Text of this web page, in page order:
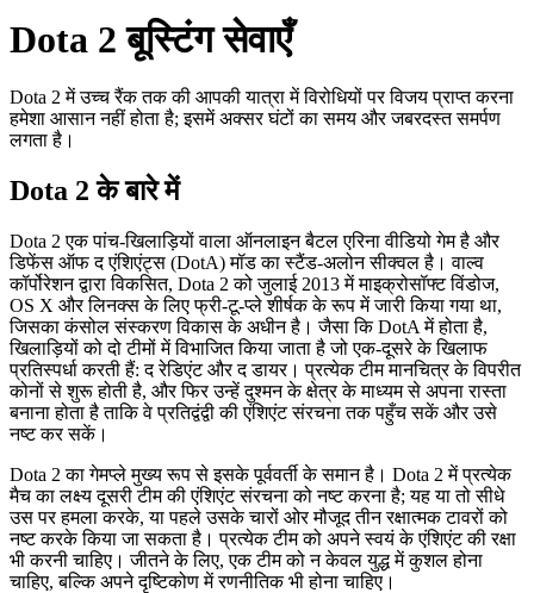
Dota 2 बूस्टिंग सेवाएँ
Dota 2 में उच्च रैंक तक की आपकी यात्रा में विरोधियों पर विजय प्राप्त करना
हमेशा आसान नहीं होता है; इसमें अक्सर घंटों का समय और जबरदस्त समर्पण
लगता है।
Dota 2 के बारे में
Dota 2 एक पांच-खिलाड़ियों वाला ऑनलाइन बैटल एरिना वीडियो गेम है और
डिफेंस ऑफ द एंशिएंट्स (DotA) मॉड का स्टैंड-अलोन सीक्वल है। वाल्व
कॉर्पोरेशन द्वारा विकसित, Dota 2 को जुलाई 2013 में माइक्रोसॉफ्ट विंडोज,
OS X और लिनक्स के लिए फ्री-टू-प्ले शीर्षक के रूप में जारी किया गया था,
जिसका कंसोल संस्करण विकास के अधीन है। जैसा कि DotA में होता है,
खिलाड़ियों को दो टीमों में विभाजित किया जाता है जो एक-दूसरे के खिलाफ
प्रतिस्पर्धा करती हैं: द रेडिएंट और द डायर। प्रत्येक टीम मानचित्र के विपरीत
कोनों से शुरू होती है, और फिर उन्हें दुश्मन के क्षेत्र के माध्यम से अपना रास्ता
बनाना होता है ताकि वे प्रतिद्वंद्वी की एंशिएंट संरचना तक पहुँच सकें और उसे
नष्ट कर सकें।
Dota 2 का गेमप्ले मुख्य रूप से इसके पूर्ववर्ती के समान है। Dota 2 में प्रत्येक
मैच का लक्ष्य दूसरी टीम की एंशिएंट संरचना को नष्ट करना है; यह या तो सीधे
उस पर हमला करके, या पहले उसके चारों ओर मौजूद तीन रक्षात्मक टावरों को
नष्ट करके किया जा सकता है। प्रत्येक टीम को अपने स्वयं के एंशिएंट की रक्षा
भी करनी चाहिए। जीतने के लिए, एक टीम को न केवल युद्ध में कुशल होना
चाहिए, बल्कि अपने दृष्टिकोण में रणनीतिक भी होना चाहिए।